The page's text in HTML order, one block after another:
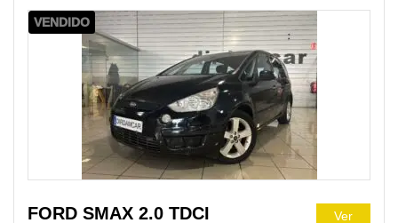
VENDIDO
FORD SMAX 2.0 TDCI
Ver